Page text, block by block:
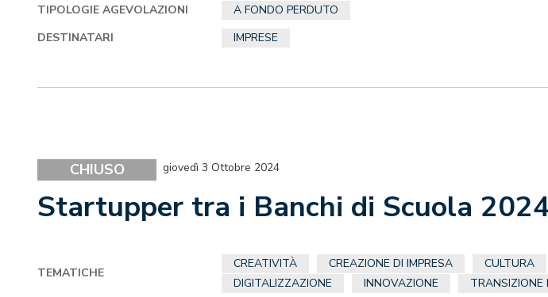
TIPOLOGIE AGEVOLAZIONI
A FONDO PERDUTO
DESTINATARI
IMPRESE
CHIUSO giovedì 3 Ottobre 2024
Startupper tra i Banchi di Scuola
TEMATICHE
CREATIVITÀ CREAZIONE DI IMPRESA
CULTURA
DIGITALIZZAZIONE
INNOVAZIONE
TRANSIZIONE